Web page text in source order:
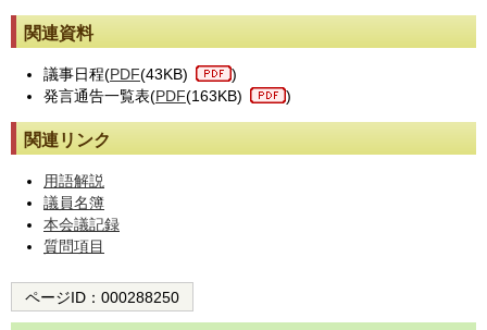
関連資料
議事日程(PDF(43KB)
)
発言通告一覧表(PDF(163KB) )
関連リンク
用語解説
議員名簿
本会議記録
質問項目
ページID： 000288250